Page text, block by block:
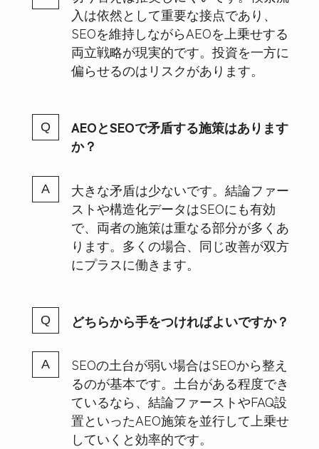
入は依然として重要な接点であり、
SEOを維持しながらAEOを上乗せする
両立戦略が現実的です。投資を一方に
偏らせるのはリスクがあります。
AEOとSEOで矛盾する施策はあります
か？
大きな矛盾は少ないです。結論ファー
ストや構造化データはSEOにも有効
で、両者の施策は重なる部分が多くあ
ります。多くの場合、同じ改善が双方
にプラスに働きます。
どちらから手をつければよいですか？
SEOの土台が弱い場合はSEOから整え
るのが基本です。土台がある程度でき
ているなら、結論ファーストやFAQ設
置といったAEO施策を並行して上乗せ
していくと効率的です。